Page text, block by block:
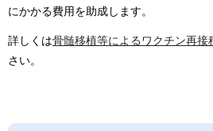
にかかる費用を助成します。
詳しくは骨髄移植等によるワクチン再接
さい。